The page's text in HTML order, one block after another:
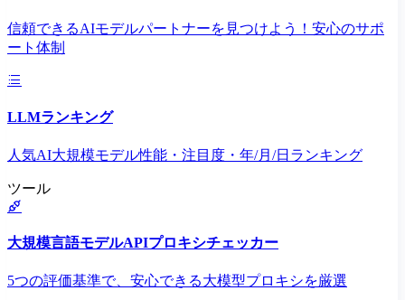
信頼できるAIモデルパートナーを見つけよう！安心のサポ
ート体制
LLMランキング
人気AI大規模モデル性能・注目度・年/月/日ランキング
ツール
大規模言語モデルAPIプロキシチェッカー
5つの評価基準で、安心できる大模型プロキシを厳選